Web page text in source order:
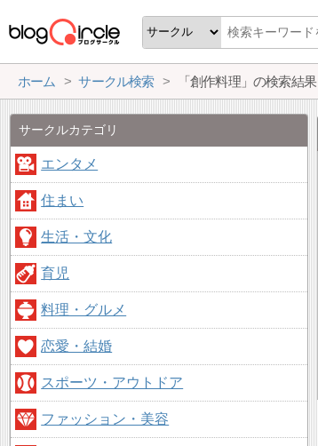
ホーム サークル検索 「創作料理」の検索結果
サークルカテゴリ
エンタメ
住まい
生活・文化
育児
料理・グルメ
恋愛・結婚
スポーツ・アウトドア
ファッション・美容